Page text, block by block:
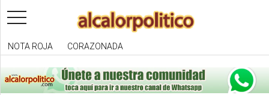
toggle
navigation
NOTA ROJA CORAZONADA